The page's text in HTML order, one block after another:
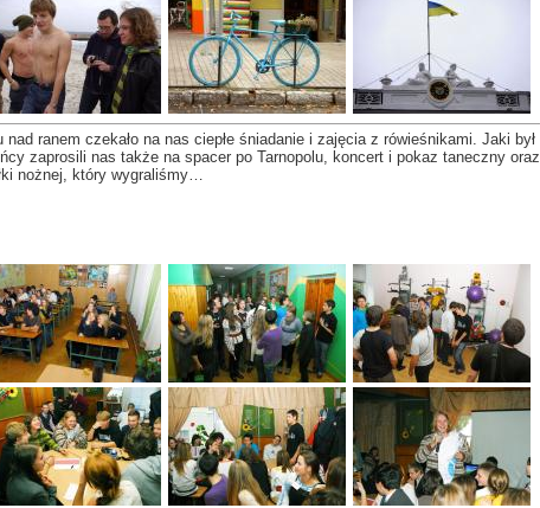
ranem czekało na nas ciepłe śniadanie i zajęcia z rówieśnikami. Jaki był
zaprosili nas także na spacer po Tarnopolu, koncert i pokaz taneczny oraz
nożnej, który wygraliśmy…